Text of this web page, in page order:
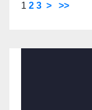
1 2 3 > >>